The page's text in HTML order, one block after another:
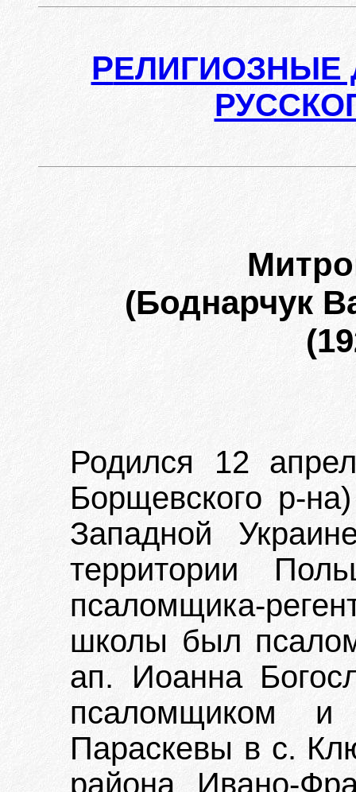
РЕЛИГИОЗНЫЕ
(Боднарчук
Родился 12
Борщевского р-
Западной
территории
псаломщика-
школы был
ап. Иоанна
псаломщиком
Параскевы в с.
района Ивано-